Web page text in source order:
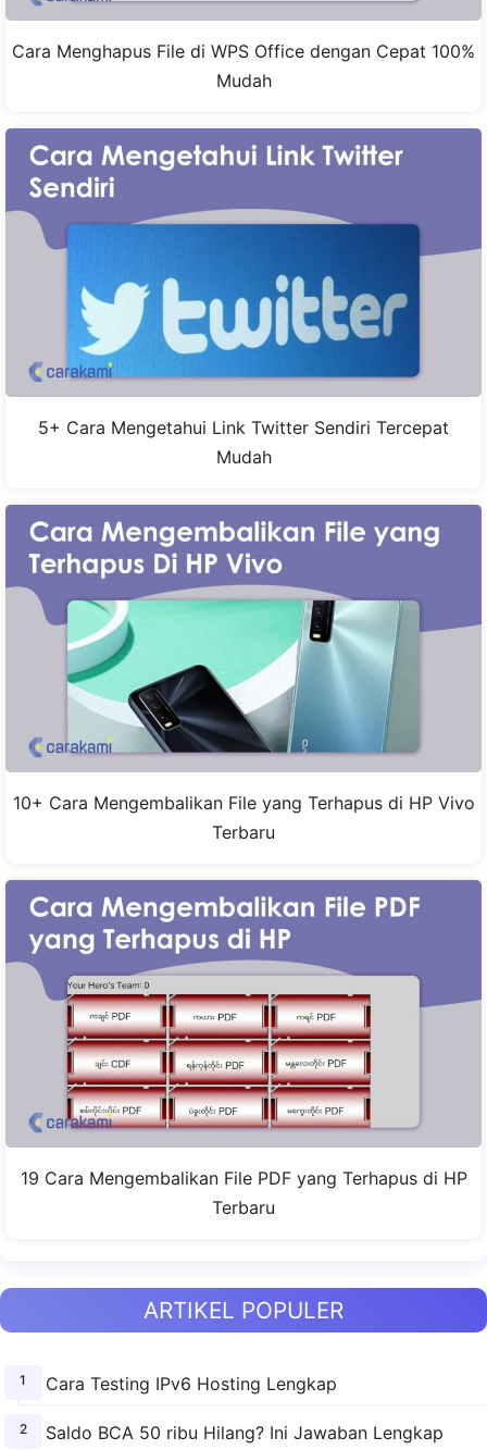
Cara Menghapus File di WPS Office dengan Cepat 100%
Mudah
5+ Cara Mengetahui Link Twitter Sendiri Tercepat
Mudah
10+ Cara Mengembalikan File yang Terhapus di HP Vivo
Terbaru
19 Cara Mengembalikan File PDF yang Terhapus di HP
Terbaru
ARTIKEL POPULER
Cara Testing IPv6 Hosting Lengkap
Saldo BCA 50 ribu Hilang? Ini Jawaban Lengkap